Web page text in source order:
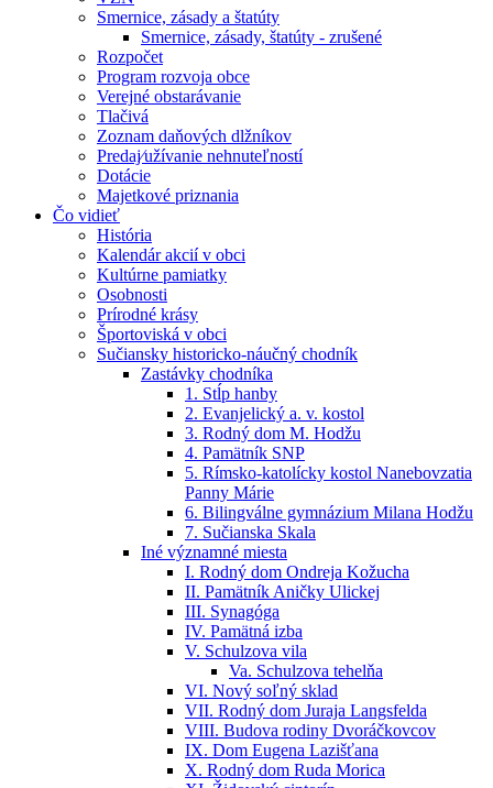
Smernice, zásady a štatúty
Smernice, zásady, štatúty - zrušené
Rozpočet
Program rozvoja obce
Verejné obstarávanie
Tlačivá
Zoznam daňových dlžníkov
Predaj⁄užívanie nehnuteľností
Dotácie
Majetkové priznania
Čo vidieť
História
Kalendár akcií v obci
Kultúrne pamiatky
Osobnosti
Prírodné krásy
Športoviská v obci
Sučiansky historicko-náučný chodník
Zastávky chodníka
1. Stĺp hanby
2. Evanjelický a. v. kostol
3. Rodný dom M. Hodžu
4. Pamätník SNP
5. Rímsko-katolícky kostol Nanebovzatia
Panny Márie
6. Bilingválne gymnázium Milana Hodžu
7. Sučianska Skala
Iné významné miesta
I. Rodný dom Ondreja Kožucha
II. Pamätník Aničky Ulickej
III. Synagóga
IV. Pamätná izba
V. Schulzova vila
Va. Schulzova tehelňa
VI. Nový soľný sklad
VII. Rodný dom Juraja Langsfelda
VIII. Budova rodiny Dvoráčkovcov
IX. Dom Eugena Lazišťana
X. Rodný dom Ruda Morica